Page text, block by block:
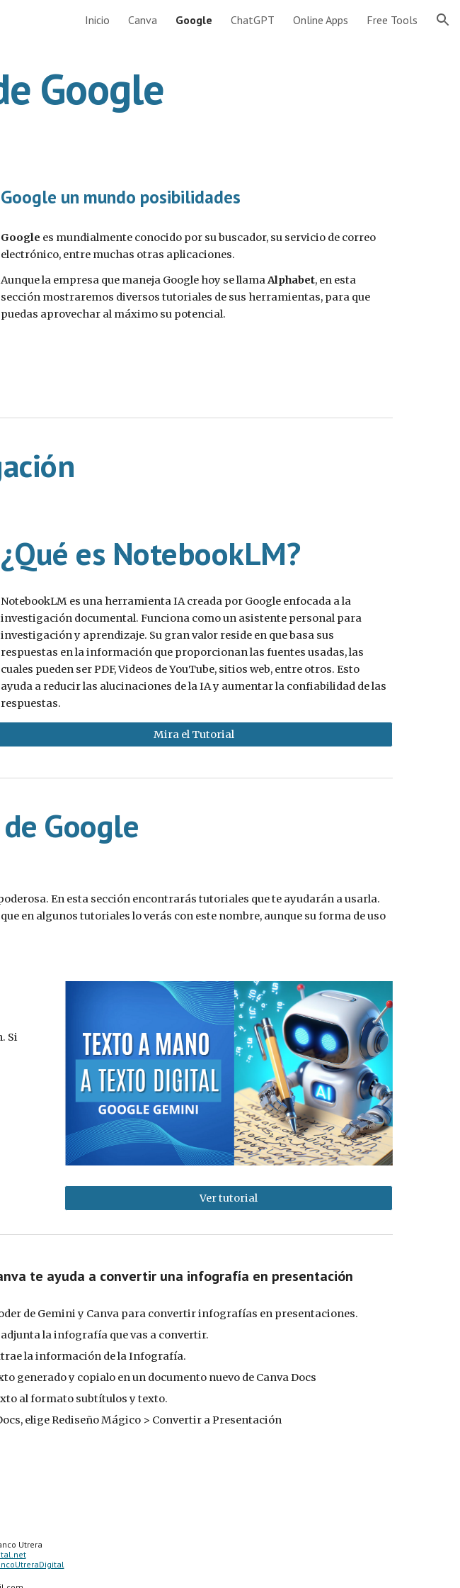
Skip to navigation
Inicio Canva Google ChatGPT Online Apps Free Tools
Google
Google un mundo posibilidades
Google es mundialmente conocido por su buscador, su servicio de correo
electrónico, entre muchas otras aplicaciones.
Aunque la empresa que maneja Google hoy se llamaAlphabet, en esta
sección mostraremos diversos tutoriales de sus herramientas, para que
puedas aprovechar al máximo su potencial.
¿Qué es NotebookLM?
NotebookLM es una herramienta IA creada por Google enfocada a la
investigación documental. Funciona como un asistente personal para
investigación y aprendizaje. Su gran valor reside en que basa sus
respuestas en la información que proporcionan las fuentes usadas, las
cuales pueden ser PDF, Videos de YouTube, sitios web, entre otros. Esto
ayuda a reducir las alucinaciones de la IA y aumentar la confiabilidad de las
respuestas.
Mira el Tutorial
Google
En esta sección encontrarás tutoriales que te ayudarán a usarla.
en algunos tutoriales lo verás con este nombre, aunque su forma de uso
Si
Ver tutorial
te ayuda a convertir una infografía en presentación
de Gemini y Canva para convertir infografías en presentaciones.
la infografía que vas a convertir.
la información de la Infografía.
generado y copialo en un documento nuevo de Canva Docs
al formato subtítulos y texto.
elige Rediseño Mágico > Convertir a Presentación
Utrera